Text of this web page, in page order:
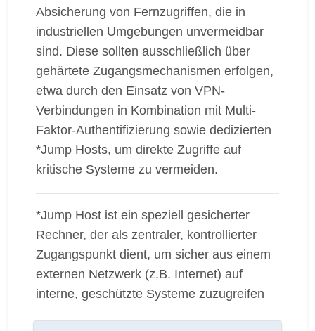
Absicherung von Fernzugriffen, die in
industriellen Umgebungen unvermeidbar
sind. Diese sollten ausschließlich über
gehärtete Zugangsmechanismen erfolgen,
etwa durch den Einsatz von VPN-
Verbindungen in Kombination mit Multi-
Faktor-Authentifizierung sowie dedizierten
*Jump Hosts, um direkte Zugriffe auf
kritische Systeme zu vermeiden.
*Jump Host ist ein speziell gesicherter
Rechner, der als zentraler, kontrollierter
Zugangspunkt dient, um sicher aus einem
externen Netzwerk (z.B. Internet) auf
interne, geschützte Systeme zuzugreifen